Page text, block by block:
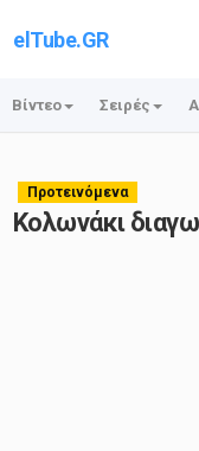
elTube.GR
Βίντεο Σειρές
Προτεινόμενα
Κολωνάκι